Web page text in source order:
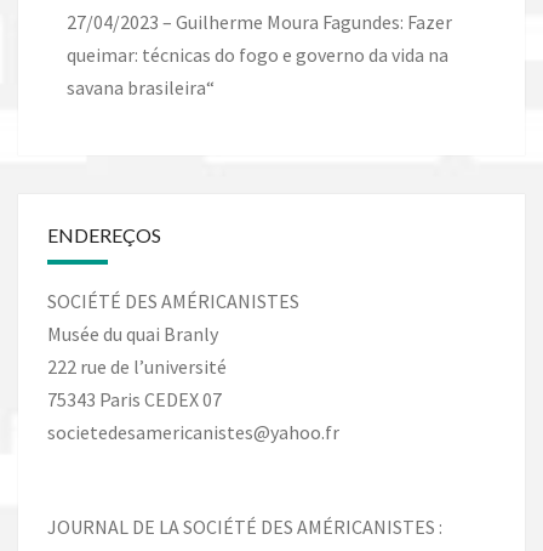
27/04/2023 – Guilherme Moura Fagundes: Fazer
queimar: técnicas do fogo e governo da vida na
savana brasileira“
ENDEREÇOS
SOCIÉTÉ DES AMÉRICANISTES
Musée du quai Branly
222 rue de l’université
75343 Paris CEDEX 07
societedesamericanistes@yahoo.fr
JOURNAL DE LA SOCIÉTÉ DES AMÉRICANISTES :